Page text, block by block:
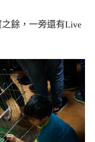
餘，一旁還有Live